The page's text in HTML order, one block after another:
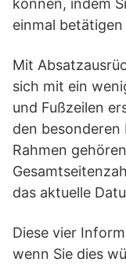
können, indem
einmal
Mit
sich mit ein
und Fußzeilen
den besonderen
Rahmen
das aktuelle
Diese vier
wenn Sie dies